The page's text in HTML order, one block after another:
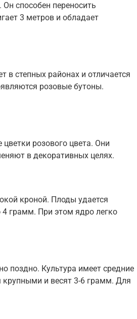
способен переносить
3 метров и обладает
в степных районах и отличается
розовые бутоны.
розового цвета. Они
в декоративных целях.
кроной. Плоды удается
4 грамм. При этом ядро легко
поздно. Культура имеет средние
и весят 3-6 грамм. Для